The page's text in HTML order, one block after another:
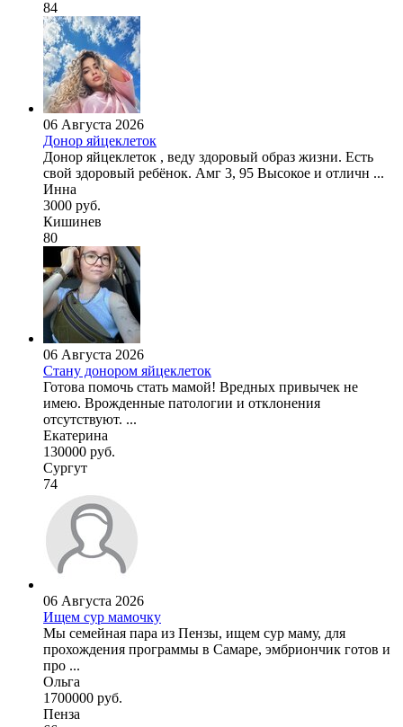
84
06 Августа 2026
Донор яйцеклеток
Донор яйцеклеток , веду здоровый образ жизни. Есть
свой здоровый ребёнок. Амг 3, 95 Высокое и отличн ...
Инна
3000 руб.
Кишинев
80
06 Августа 2026
Стану донором яйцеклеток
Готова помочь стать мамой! Вредных привычек не
имею. Врожденные патологии и отклонения
отсутствуют. ...
Екатерина
130000 руб.
Сургут
74
06 Августа 2026
Ищем сур мамочку
Мы семейная пара из Пензы, ищем сур маму, для
прохождения программы в Самаре, эмбриончик готов и
про ...
Ольга
1700000 руб.
Пенза